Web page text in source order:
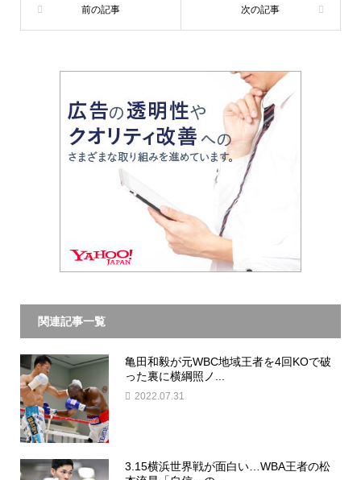
関連記事一覧
亀田和毅が元WBC地域王者を4回KOで破
った裏に横綱照ノ...
2022.07.31
3.15横浜世界戦が面白い…WBA王者の松